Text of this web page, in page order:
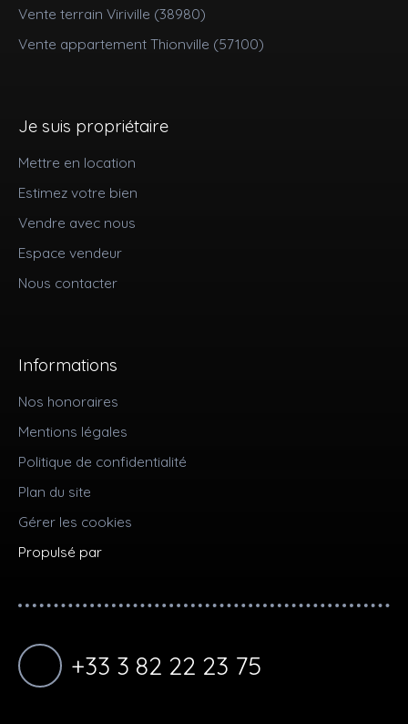
Vente terrain Viriville (38980)
Vente appartement Thionville (57100)
Je suis propriétaire
Mettre en location
Estimez votre bien
Vendre avec nous
Espace vendeur
Nous contacter
Informations
Nos honoraires
Mentions légales
Politique de confidentialité
Plan du site
Gérer les cookies
Propulsé par
+33 3 82 22 23 75